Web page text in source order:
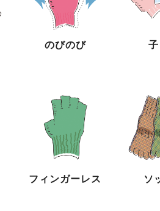
のびのび
フィンガーレス ソ